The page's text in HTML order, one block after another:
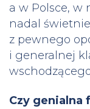
a w Polsce, w
nadal
z pewnego
i generalnej
Czy genialna